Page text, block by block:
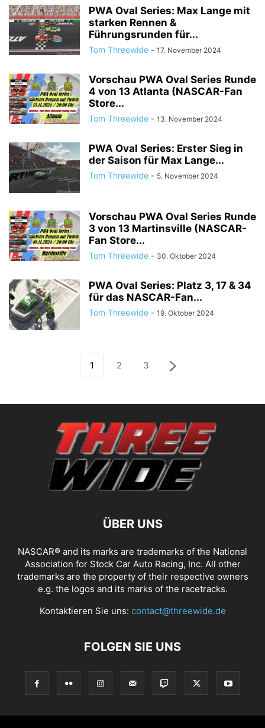
PWA Oval Series: Max Lange mit
starken Rennen &
Führungsrunden für...
Tom Threewide - 17. November 2024
Vorschau PWA Oval Series Runde
4 von 13 Atlanta (NASCAR-Fan
Store...
Tom Threewide - 13. November 2024
PWA Oval Series: Erster Sieg in
der Saison für Max Lange...
Tom Threewide - 5. November 2024
Vorschau PWA Oval Series Runde
3 von 13 Martinsville (NASCAR-
Fan Store...
Tom Threewide - 30. Oktober 2024
PWA Oval Series: Platz 3, 17 & 34
für das NASCAR-Fan...
Tom Threewide - 19. Oktober 2024
1 2 3
ÜBER UNS
NASCAR® and its marks are trademarks of the National
Association for Stock Car Auto Racing, Inc. All other
trademarks are the property of their respective owners
e.g. the logos and its marks of the racetracks.
Kontaktieren Sie uns: contact@threewide.de
FOLGEN SIE UNS